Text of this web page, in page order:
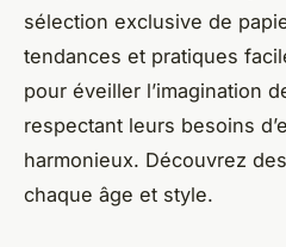
sélection exclusive de
tendances et pratiques
pour éveiller l’imagination
respectant leurs besoins
harmonieux. Découvrez
chaque âge et style.